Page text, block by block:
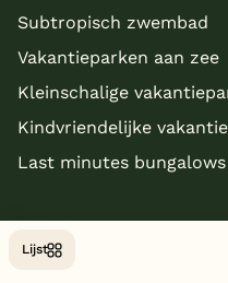
Lijst
Subtropisch zwembad
Vakantieparken aan zee
Kleinschalige
Kindvriendelijke
Last minutes bungalows
© Copyright 2026 -